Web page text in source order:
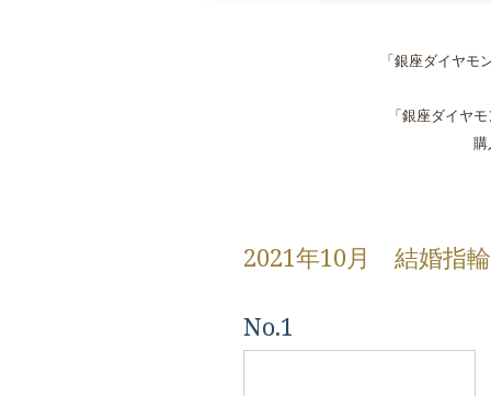
「銀座ダイヤ
「銀座ダイヤ
購
2021年10月 結婚指輪
No.1